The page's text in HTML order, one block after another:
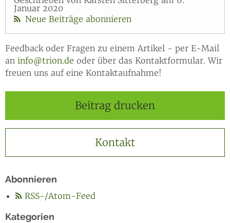
Januar 2020
Neue Beiträge abonnieren
Feedback oder Fragen zu einem Artikel - per E-Mail
an info@trion.de oder über das Kontaktformular. Wir
freuen uns auf eine Kontaktaufnahme!
Beitrag drucken
Kontakt
Abonnieren
RSS-/Atom-Feed
Kategorien